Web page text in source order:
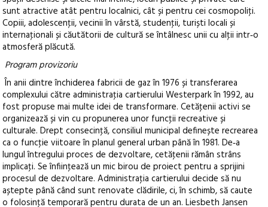
sunt atractive atât pentru localnici, cât și pentru cei cosmopoliţi.
Copiii, adolescenţii, vecinii în vârstă, studenţii, turiști locali și
internaţionali și căutătorii de cultură se întâlnesc unii cu alţii intr‑o
atmosferă plăcută.
Program provizoriu
În anii dintre închiderea fabricii de gaz în 1976 și transferarea
complexului către administraţia cartierului Westerpark în 1992, au
fost propuse mai multe idei de transformare. Cetăţenii activi se
organizează și vin cu propunerea unor funcţii recreative și
culturale. Drept consecinţă, consiliul municipal definește recrearea
ca o funcţie viitoare în planul general urban până în 1981. De‑a
lungul întregului proces de dezvoltare, cetăţenii rămân strâns
implicaţi. Se înfiinţează un mic birou de proiect pentru a sprijini
procesul de dezvoltare. Administraţia cartierului decide să nu
aștepte până când sunt renovate clădirile, ci, în schimb, să caute
o folosinţă temporară pentru durata de un an. Liesbeth Jansen